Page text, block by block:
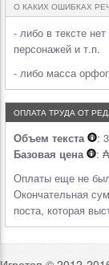
О КАКИХ ОШИБКАХ
- либо в тексте
персонажей и т.п.
- либо масса
ОПЛАТА ТРУДА ОТ
Объем текста
:
Базовая цена
:
Оплаты еще не
Окончательная
поста, которая